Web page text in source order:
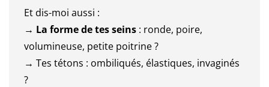
Et dis-moi aussi :
→ La forme de tes seins : ronde, poire,
volumineuse, petite poitrine ?
→ Tes tétons : ombiliqués, élastiques, invaginés
?